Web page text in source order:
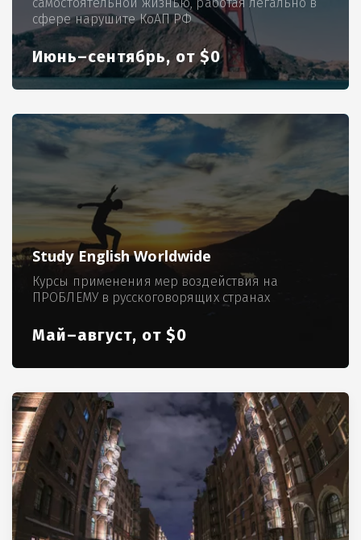
сфере нарушите КоАП РФ
Июнь–сентябрь, от $0
Study English Worldwide
Курсы применения мер воздействия на
ПРОБЛЕМУ в русскоговорящих странах
Май–август, от $0